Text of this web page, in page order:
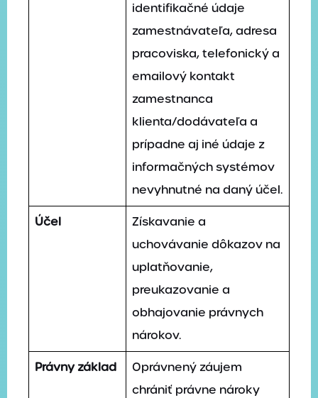
identifikačné údaje
zamestnávateľa, adresa
pracoviska, telefonický a
emailový kontakt
zamestnanca
klienta/dodávateľa a
prípadne aj iné údaje z
informačných systémov
nevyhnutné na daný účel.
Účel
Získavanie a
uchovávanie dôkazov na
uplatňovanie,
preukazovanie a
obhajovanie právnych
nárokov.
Právny základ
Oprávnený záujem
chrániť právne nároky